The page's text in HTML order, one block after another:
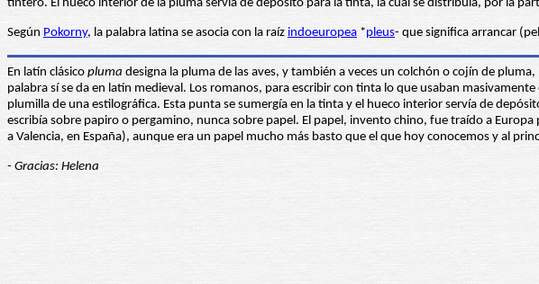
tintero. El hueco interior de la pluma servía de depósito para la tinta, la cual se distribuía, por la
Según Pokorny, la palabra latina se asocia con la raíz indoeuropea *pleus- que significa arrancar
En latín clásico pluma designa la pluma de las aves, y también a veces un colchón o cojín de
palabra sí se da en latín medieval. Los romanos, para escribir con tinta lo que usaban masivamente
plumilla de una estilográfica. Esta punta se sumergía en la tinta y el hueco interior servía de
escribía sobre papiro o pergamino, nunca sobre papel. El papel, invento chino, fue traído a
a Valencia, en España), aunque era un papel mucho más basto que el que hoy conocemos y al
- Gracias: Helena